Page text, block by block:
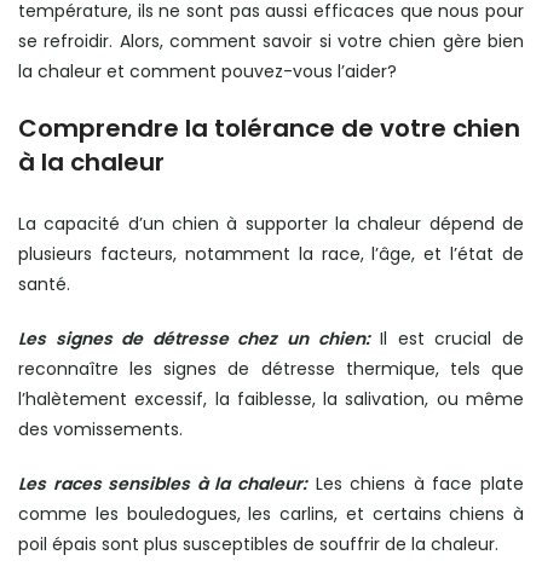
température, ils ne sont pas aussi efficaces que nous pour
se refroidir. Alors, comment savoir si votre chien gère bien
la chaleur et comment pouvez-vous l’aider?
Comprendre la tolérance de votre chien
à la chaleur
La capacité d’un chien à supporter la chaleur dépend de
plusieurs facteurs, notamment la race, l’âge, et l’état de
santé.
Les signes de détresse chez un chien:Il est crucial de
reconnaître les signes de détresse thermique, tels que
l’halètement excessif, la faiblesse, la salivation, ou même
des vomissements.
Les races sensibles à la chaleur:Les chiens à face plate
comme les bouledogues, les carlins, et certains chiens à
poil épais sont plus susceptibles de souffrir de la chaleur.